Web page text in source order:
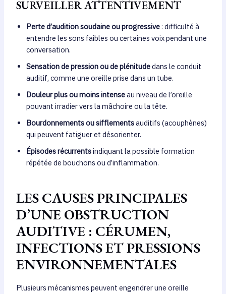
SURVEILLER ATTENTIVEMENT
Perte d’audition soudaine ou progressive: difficulté à
entendre les sons faibles ou certaines voix pendant une
conversation.
Sensation de pression ou de plénitudedans le conduit
auditif, comme une oreille prise dans un tube.
Douleur plus ou moins intenseau niveau de l’oreille
pouvant irradier vers la mâchoire ou la tête.
Bourdonnements ou sifflementsauditifs (acouphènes)
qui peuvent fatiguer et désorienter.
Épisodes récurrentsindiquant la possible formation
répétée de bouchons ou d’inflammation.
LES CAUSES PRINCIPALES
D’UNE OBSTRUCTION
AUDITIVE : CÉRUMEN,
INFECTIONS ET PRESSIONS
ENVIRONNEMENTALES
Plusieurs mécanismes peuvent engendrer une oreille